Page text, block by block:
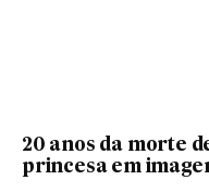
20 anos da morte
princesa em